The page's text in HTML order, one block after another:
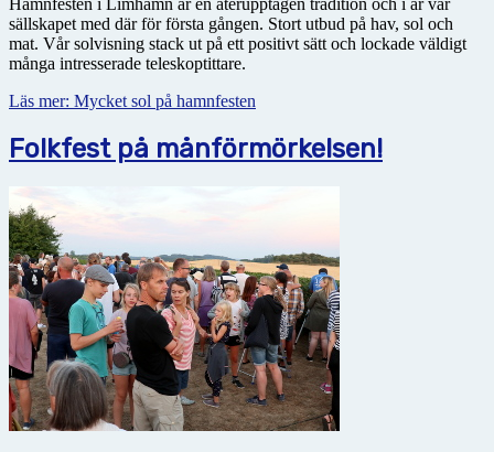
Hamnfesten i Limhamn är en återupptagen tradition och i år var
sällskapet med där för första gången. Stort utbud på hav, sol och
mat. Vår solvisning stack ut på ett positivt sätt och lockade väldigt
många intresserade teleskoptittare.
Läs mer: Mycket sol på hamnfesten
Folkfest på månförmörkelsen!